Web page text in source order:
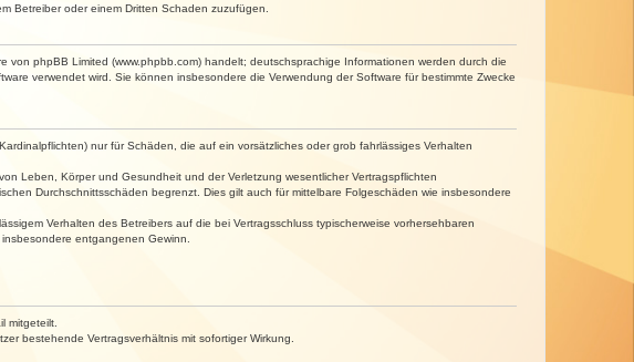
Betreiber oder einem Dritten Schaden zuzufügen.
von phpBB Limited (www.phpbb.com) handelt; deutschsprachige Informationen werden durch die
verwendet wird. Sie können insbesondere die Verwendung der Software für bestimmte Zwecke
nur für Schäden, die auf ein vorsätzliches oder grob fahrlässiges Verhalten
Leben, Körper und Gesundheit und der Verletzung wesentlicher Vertragspflichten
Durchschnittsschäden begrenzt. Dies gilt auch für mittelbare Folgeschäden wie insbesondere
Verhalten des Betreibers auf die bei Vertragsschluss typischerweise vorhersehbaren
entgangenen Gewinn.
mitgeteilt.
bestehende Vertragsverhältnis mit sofortiger Wirkung.